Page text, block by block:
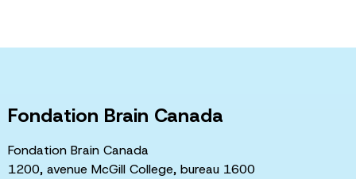
Fondation Brain Canada
Fondation Brain Canada
1200, avenue McGill College, bureau 1600